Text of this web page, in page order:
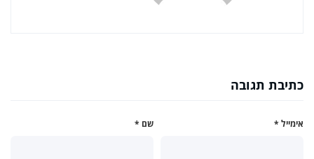
כתיבת תגובה
שם * אימייל *